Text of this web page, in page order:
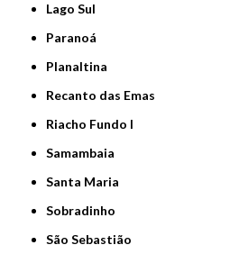
Lago Sul
Paranoá
Planaltina
Recanto das Emas
Riacho Fundo I
Samambaia
Santa Maria
Sobradinho
São Sebastião